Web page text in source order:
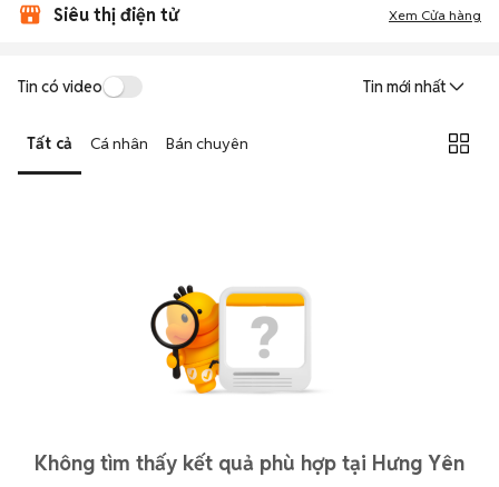
Siêu thị điện tử Xem Cửa hàng
Tin có video Tin mới nhất
Tất cả Cá nhân Bán chuyên
Không tìm thấy kết quả phù hợp tại Hưng Yên